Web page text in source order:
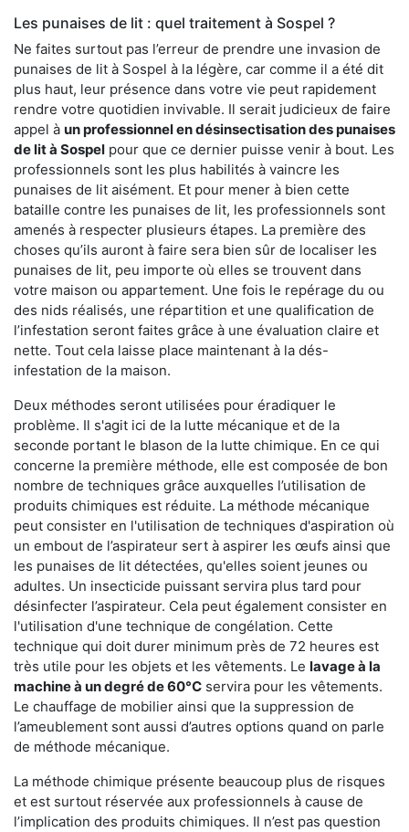
Les punaises de lit : quel traitement à Sospel ?
Ne faites surtout pas l’erreur de prendre une invasion de
punaises de lit à Sospel à la légère, car comme il a été dit
plus haut, leur présence dans votre vie peut rapidement
rendre votre quotidien invivable. Il serait judicieux de faire
appel à un professionnel en désinsectisation des punaises
de lit à Sospel pour que ce dernier puisse venir à bout. Les
professionnels sont les plus habilités à vaincre les
punaises de lit aisément. Et pour mener à bien cette
bataille contre les punaises de lit, les professionnels sont
amenés à respecter plusieurs étapes. La première des
choses qu’ils auront à faire sera bien sûr de localiser les
punaises de lit, peu importe où elles se trouvent dans
votre maison ou appartement. Une fois le repérage du ou
des nids réalisés, une répartition et une qualification de
l’infestation seront faites grâce à une évaluation claire et
nette. Tout cela laisse place maintenant à la dés-
infestation de la maison.
Deux méthodes seront utilisées pour éradiquer le
problème. Il s'agit ici de la lutte mécanique et de la
seconde portant le blason de la lutte chimique. En ce qui
concerne la première méthode, elle est composée de bon
nombre de techniques grâce auxquelles l’utilisation de
produits chimiques est réduite. La méthode mécanique
peut consister en l'utilisation de techniques d'aspiration où
un embout de l’aspirateur sert à aspirer les œufs ainsi que
les punaises de lit détectées, qu'elles soient jeunes ou
adultes. Un insecticide puissant servira plus tard pour
désinfecter l’aspirateur. Cela peut également consister en
l'utilisation d'une technique de congélation. Cette
technique qui doit durer minimum près de 72 heures est
très utile pour les objets et les vêtements. Le lavage à la
machine à un degré de 60°C servira pour les vêtements.
Le chauffage de mobilier ainsi que la suppression de
l’ameublement sont aussi d’autres options quand on parle
de méthode mécanique.
La méthode chimique présente beaucoup plus de risques
et est surtout réservée aux professionnels à cause de
l’implication des produits chimiques. Il n’est pas question